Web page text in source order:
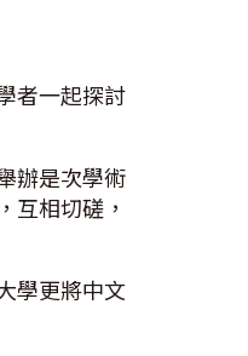
者一起探討
辦是次學術
互相切磋，
學更將中文